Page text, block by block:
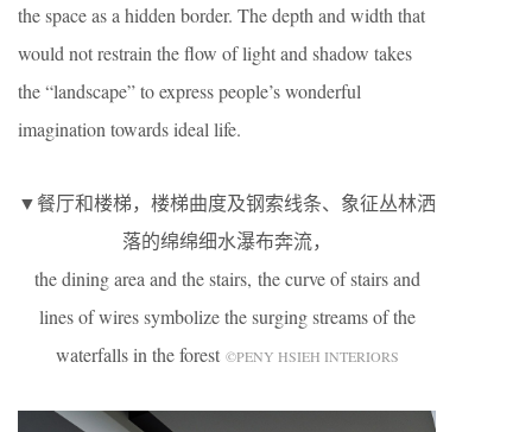
the space as a hidden border. The depth and width that
would not restrain the flow of light and shadow takes
the “landscape” to express people’s wonderful
imagination towards ideal life.
▼餐厅和楼梯，楼梯曲度及钢索线条、象征丛林洒
落的绵绵细水瀑布奔流，
the dining area and the stairs, the curve of stairs and
lines of wires symbolize the surging streams of the
waterfalls in the forest ©PENY HSIEH INTERIORS